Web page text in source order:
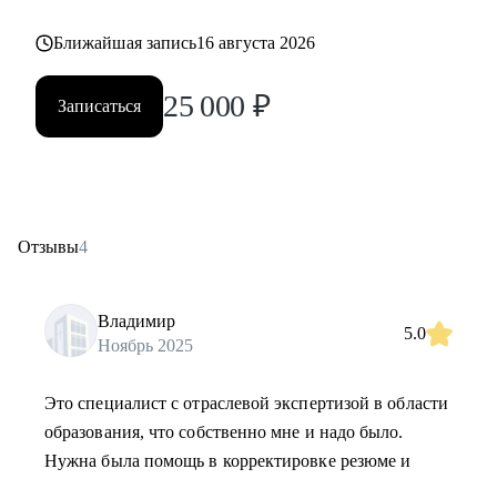
Ближайшая запись16 августа 2026
Записаться 25 000 ₽
Отзывы4
Владимир
Ноябрь 2025
5.0
Это специалист с отраслевой экспертизой в области
образования, что собственно мне и надо было.
Нужна была помощь в корректировке резюме и